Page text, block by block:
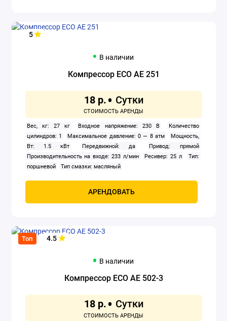
5
В наличии
Компрессор ECO AE 251
18 р.
Вес, кг: 27 кг Входное напряжение: 230 В
Количество
цилиндров: 1
Максимальное давление: 0 — 8 атм
Мощность,
Вт: 1.5 кВт
Передвижной: да
Привод: прямой
Производительность на входе: 233 л/мин
Ресивер: 25 л
Тип:
поршневой
Тип смазки: масляный
АРЕНДОВАТЬ
Топ 4.5
В наличии
Компрессор ECO AE 502-3
18 р.